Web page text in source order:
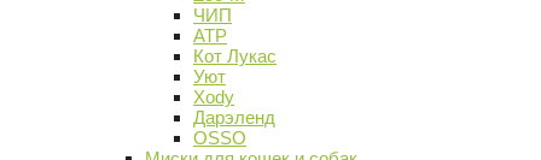
ЧИП
АТР
Кот Лукас
Уют
Xody
Дарэленд
OSSO